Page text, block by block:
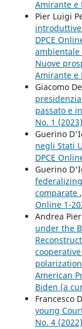
Amirante e
Pier Luigi
introduttive
DPCE
Nuove
Amirante e
Giacomo
passato e
No. 1
Guerino
negli Stati
DPCE
Guerino
comparate ,
Online 1-
Andrea
under the
polarization
American
Biden (a
Francesco
young
No. 4